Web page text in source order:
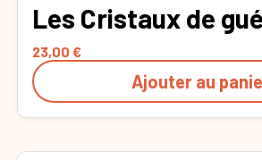
Les Cristaux de
23,00 €
Ajouter au